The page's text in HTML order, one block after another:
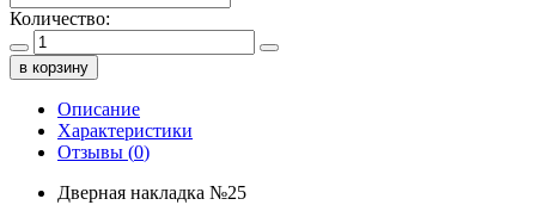
Количество:
в корзину
Описание
Характеристики
Отзывы (0)
Дверная накладка №25